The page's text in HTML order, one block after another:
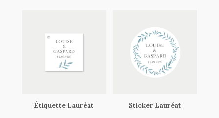
Étiquette Lauréat Sticker Lauréat